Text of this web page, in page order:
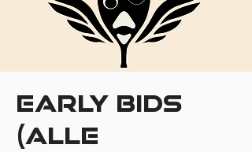
EARLY BIDS
(ALLE